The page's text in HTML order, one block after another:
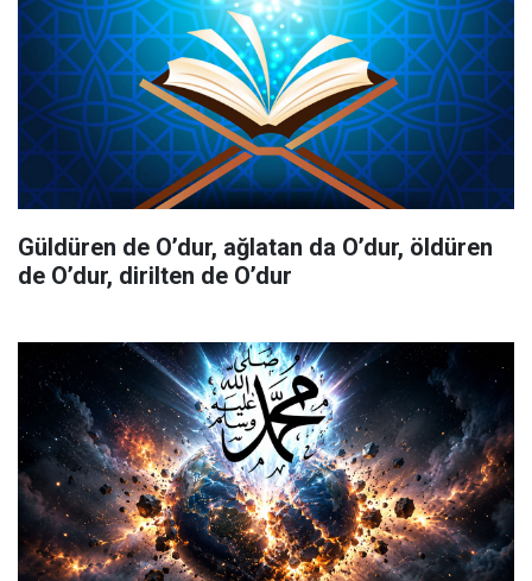
Güldüren de O’dur, ağlatan da O’dur, öldüren
de O’dur, dirilten de O’dur